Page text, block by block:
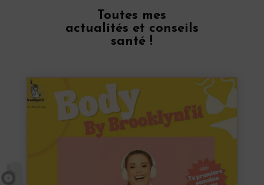
Toutes mes
actualités et conseils
santé !